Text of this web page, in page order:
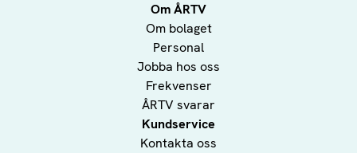
Om ÅRTV
Om bolaget
Personal
Jobba hos oss
Frekvenser
ÅRTV svarar
Kundservice
Kontakta oss